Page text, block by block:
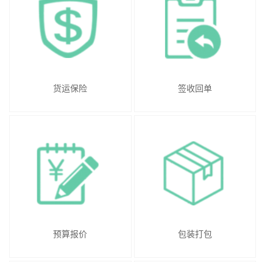
货运保险 签收回单
预算报价 包装打包